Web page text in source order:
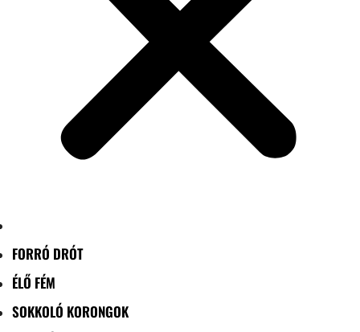
FORRÓ DRÓT
ÉLŐ FÉM
SOKKOLÓ KORONGOK